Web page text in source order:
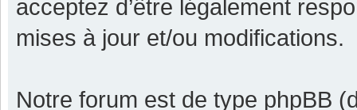
acceptez d’être légalement
mises à jour et/ou modifications.
Notre forum est de type phpBB